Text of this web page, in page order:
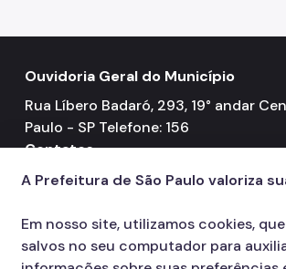
Ouvidoria Geral do Município
Rua Líbero Badaró, 293, 19° andar
Paulo - SP Telefone: 156
Contatos
mail Atendimento eletrônico
A Prefeitura de São Paulo valoriza
Em nosso site, utilizamos cookies,
salvos no seu computador para